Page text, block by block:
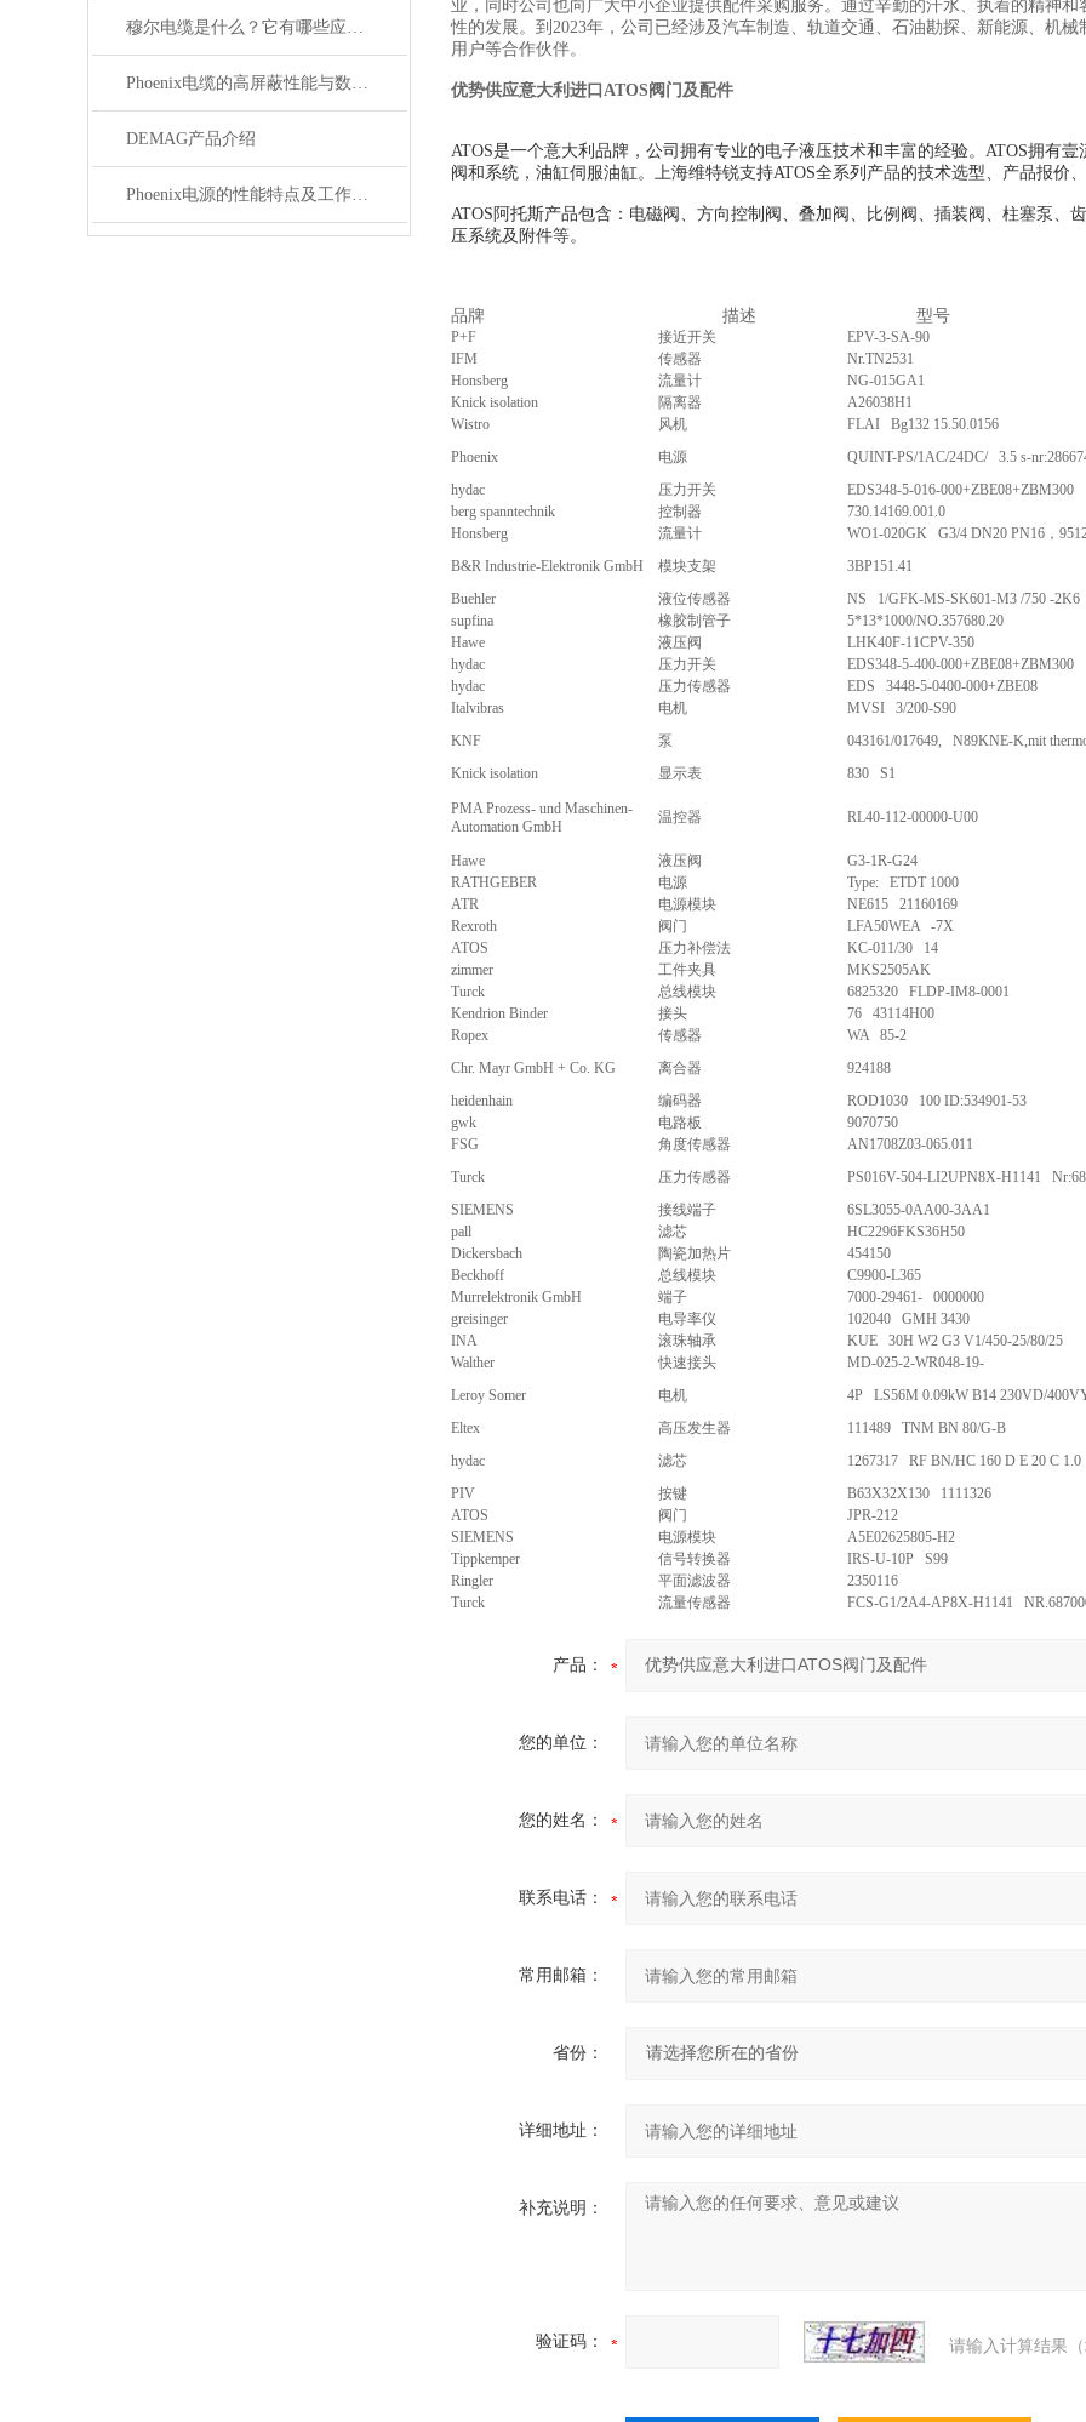
穆尔电缆是什么？它有哪些应用领域？
Phoenix电缆的高屏蔽性能与数据传输优势
DEMAG产品介绍
Phoenix电源的性能特点及工作温度分析
业，同时公司也向广大中小企业提供配件采购服务。通过辛勤的汗水、执着的精神
性的发展。到2023年，公司已经涉及汽车制造、轨道交通、石油勘探、新能源、机
用户等合作伙伴。
优势供应意大利进口ATOS阀门及配件
ATOS是一个意大利品牌，公司拥有专业的电子液压技术和丰富的经验。ATOS拥有
阀和系统，油缸伺服油缸。上海维特锐支持ATOS全系列产品的技术选型、产品报价
ATOS阿托斯产品包含：电磁阀、方向控制阀、叠加阀、比例阀、插装阀、柱塞泵、
压系统及附件等。
品牌 描述 型号
P+F 接近开关
EPV-3-SA-90
IFM
传感器
Nr.TN2531
Honsberg
流量计
NG-015GA1
Knick isolation
隔离器
A26038H1
Wistro
风机
FLAI Bg132 15.50.0156
Phoenix
电源
QUINT-PS/1AC/24DC/ 3.5 s-
hydac
压力开关
EDS348-5-016-000+ZBE08+ZBM300
berg spanntechnik
控制器
730.14169.001.0
Honsberg
流量计
WO1-020GK G3/4 DN20 PN16，
B&R Industrie-Elektronik GmbH
模块支架
3BP151.41
Buehler
液位传感器
NS 1/GFK-MS-SK601-M3 /750 -2K6
supfina
橡胶制管子
5*13*1000/NO.357680.20
Hawe
液压阀
LHK40F-11CPV-350
hydac
压力开关
EDS348-5-400-000+ZBE08+ZBM300
hydac
压力传感器
EDS 3448-5-0400-000+ZBE08
Italvibras
电机
MVSI 3/200-S90
KNF
泵
043161/017649, N89KNE-K,mit
Knick isolation
显示表 830 S1
PMA Prozess- und Maschinen-
Automation GmbH
温控器 RL40-112-00000-U00
Hawe 液压阀
G3-1R-G24
RATHGEBER
电源
Type: ETDT 1000
ATR
电源模块
NE615 21160169
Rexroth
阀门
LFA50WEA -7X
ATOS
压力补偿法
KC-011/30 14
zimmer
工件夹具
MKS2505AK
Turck
总线模块
6825320 FLDP-IM8-0001
Kendrion Binder
接头
76 43114H00
Ropex
传感器
WA 85-2
Chr. Mayr GmbH + Co. KG
离合器
924188
heidenhain
编码器
ROD1030 100 ID:534901-53
gwk
电路板
9070750
FSG
角度传感器
AN1708Z03-065.011
Turck
压力传感器
PS016V-504-LI2UPN8X-H1141
SIEMENS
接线端子
6SL3055-0AA00-3AA1
pall
滤芯
HC2296FKS36H50
Dickersbach
陶瓷加热片
454150
Beckhoff
总线模块
C9900-L365
Murrelektronik GmbH
端子
7000-29461- 0000000
greisinger
电导率仪
102040 GMH 3430
INA
滚珠轴承
KUE 30H W2 G3 V1/450-25/80/25
Walther
快速接头
MD-025-2-WR048-19-
Leroy Somer
电机
4P LS56M 0.09kW B14 230VD/
Eltex
高压发生器
111489 TNM BN 80/G-B
hydac
滤芯
1267317 RF BN/HC 160 D E 20 C 1.0
PIV
按键
B63X32X130 1111326
ATOS
阀门
JPR-212
SIEMENS
电源模块
A5E02625805-H2
Tippkemper
信号转换器
IRS-U-10P S99
Ringler
平面滤波器
2350116
Turck
流量传感器 FCS-G1/2A4-AP8X-H1141
产品：
您的单位：
您的姓名：
联系电话：
常用邮箱：
省份：
详细地址：
补充说明：
验证码： 请输入计算结果